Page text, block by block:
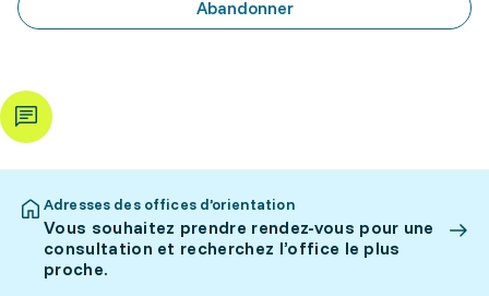
Abandonner
Adresses des offices d’orientation
Vous souhaitez prendre rendez-vous pour une
consultation et recherchez l’office le plus
proche.